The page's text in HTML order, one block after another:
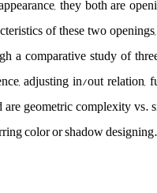
they both are
of these two
a comparative study of
adjusting in/out relation,
geometric complexity
color or shadow designing.